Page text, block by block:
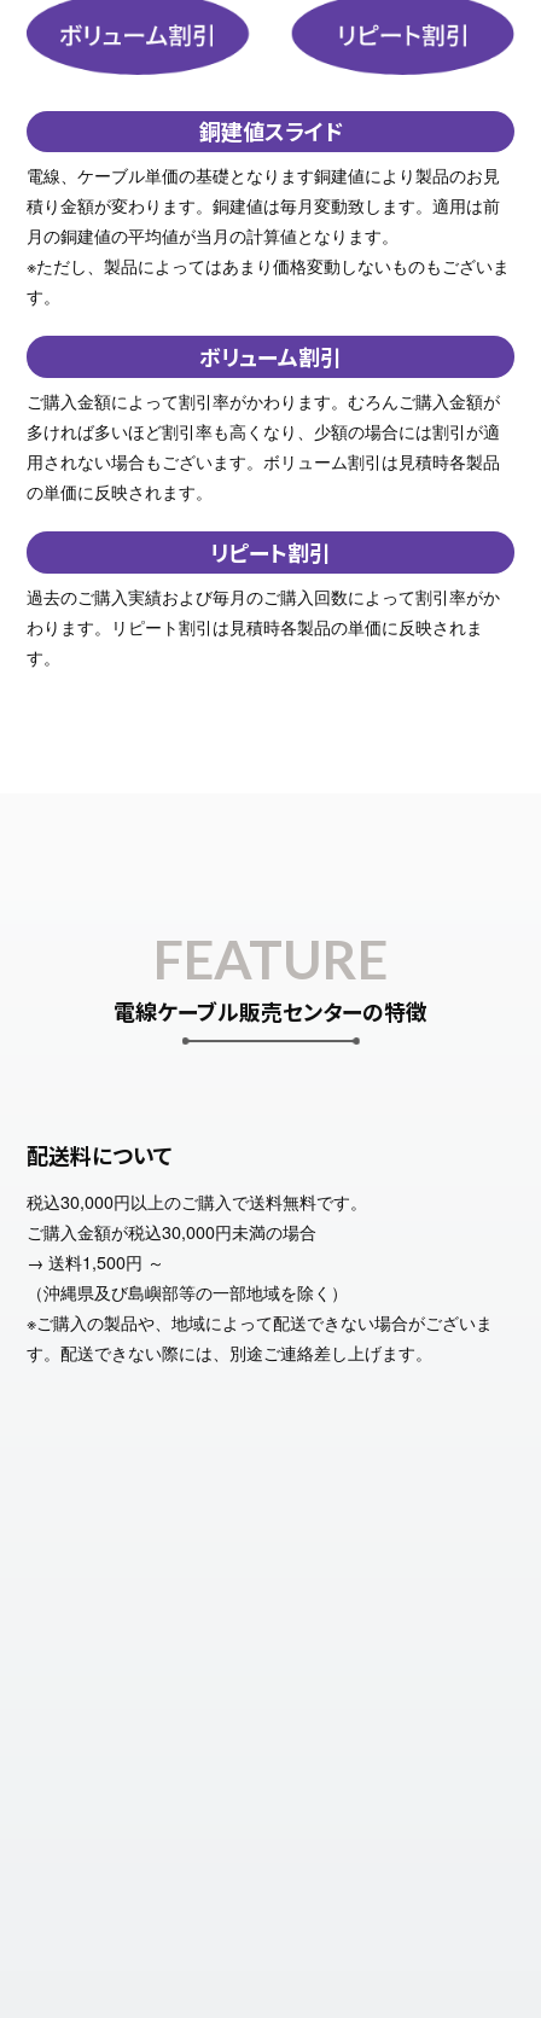
銅建値スライド
電線、ケーブル単価の基礎となります銅建値により製品のお見
積り金額が変わります。銅建値は毎月変動致します。適用は前
月の銅建値の平均値が当月の計算値となります。
※ただし、製品によってはあまり価格変動しないものもございま
す。
ボリューム割引
ご購入金額によって割引率がかわります。むろんご購入金額が
多ければ多いほど割引率も高くなり、少額の場合には割引が適
用されない場合もございます。ボリューム割引は見積時各製品
の単価に反映されます。
リピート割引
過去のご購入実績および毎月のご購入回数によって割引率がか
わります。リピート割引は見積時各製品の単価に反映されま
す。
FEATURE
電線ケーブル販売センターの特徴
配送料について
税込30,000円以上のご購入で送料無料です。
ご購入金額が税込30,000円未満の場合
→ 送料1,500円 ～
（沖縄県及び島嶼部等の一部地域を除く）
※ご購入の製品や、地域によって配送できない場合がございま
す。配送できない際には、別途ご連絡差し上げます。